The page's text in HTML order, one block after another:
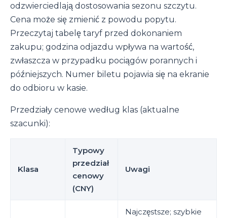
odzwierciedlają dostosowania sezonu szczytu.
Cena może się zmienić z powodu popytu.
Przeczytaj tabelę taryf przed dokonaniem
zakupu; godzina odjazdu wpływa na wartość,
zwłaszcza w przypadku pociągów porannych i
późniejszych. Numer biletu pojawia się na ekranie
do odbioru w kasie.
Przedziały cenowe według klas (aktualne
szacunki):
Klasa
Typowy
przedział
cenowy
(CNY)
Uwagi
Najczęstsze; szybkie